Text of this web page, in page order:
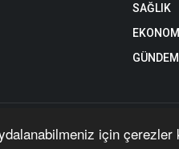
için çerezler
SAĞLIK
GÜNDEM
Objektif - Tüm hakları saklıdır. |